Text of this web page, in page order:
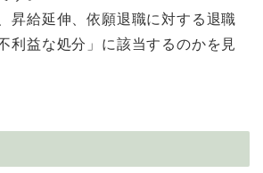
昇給延伸、依願退職に対する退職
利益な処分」に該当するのかを見